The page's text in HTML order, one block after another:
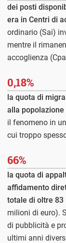
dei posti
era in Centri di
ordinario (Sai)
mentre il
accoglienza
0,18%
la quota di
alla
il fenomeno in
cui troppo
66%
la quota di
affidamento
totale di oltre
milioni di euro).
di pubblicità e
ultimi anni